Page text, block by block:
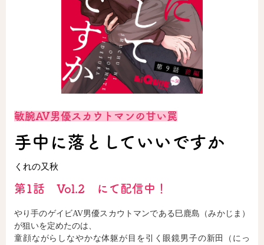
オーバーラップノベルスf
ロサージュノベルス
コミックガルド
リキューレ
敏腕AV男優スカウトマンの甘い罠
手中に落としていいですか
くれの又秋
第1話 Vol.2 にて配信中！
やり手のゲイビAV男優スカウトマンである巳鹿島（みかじま）
が狙いを定めたのは、
童顔ながらしなやかな体躯が目を引く眼鏡男子の新田（にっ